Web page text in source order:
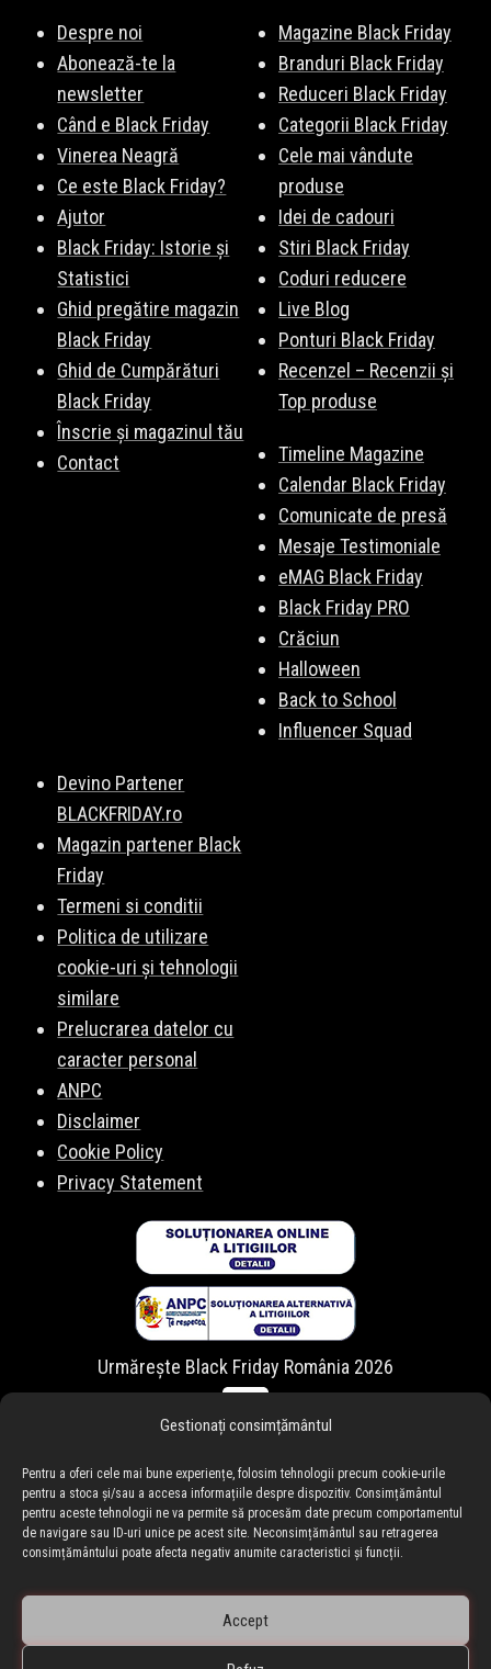
Gestionați consimțământul
Pentru a oferi cele mai bune experiențe, folosim tehnologii precum cookie-urile
pentru a stoca și/sau a accesa informațiile despre dispozitiv. Consimțământul
pentru aceste tehnologii ne va permite să procesăm date precum comportamentul
de navigare sau ID-uri unice pe acest site. Neconsimțământul sau retragerea
consimțământului poate afecta negativ anumite caracteristici și funcții.
Accept
Despre noi
Abonează-te la
newsletter
Când e Black Friday
Vinerea Neagră
Ce este Black Friday?
Ajutor
Black Friday: Istorie și
Statistici
Ghid pregătire magazin
Black Friday
Ghid de Cumpărături
Black Friday
Înscrie și magazinul tău
Contact
Magazine Black Friday
Branduri Black Friday
Reduceri Black Friday
Categorii Black Friday
Cele mai vândute
produse
Idei de cadouri
Stiri Black Friday
Coduri reducere
Live Blog
Ponturi Black Friday
Recenzel – Recenzii și
Top produse
Timeline Magazine
Calendar Black Friday
Comunicate de presă
Mesaje Testimoniale
eMAG Black Friday
Black Friday PRO
Crăciun
Halloween
Back to School
Influencer Squad
Devino Partener
BLACKFRIDAY.ro
Magazin partener Black
Friday
Termeni si conditii
Politica de utilizare
cookie-uri și tehnologii
similare
Prelucrarea datelor cu
caracter personal
ANPC
Disclaimer
Cookie Policy
Privacy Statement
Urmărește Black Friday România 2026